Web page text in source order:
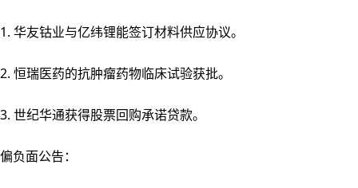
1. 华友钴业与亿纬锂能签订材料供应协议。
2. 恒瑞医药的抗肿瘤药物临床试验获批。
3. 世纪华通获得股票回购承诺贷款。
偏负面公告：